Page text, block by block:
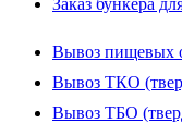
Вывоз пищевых
Вывоз ТКО
Вывоз ТБО